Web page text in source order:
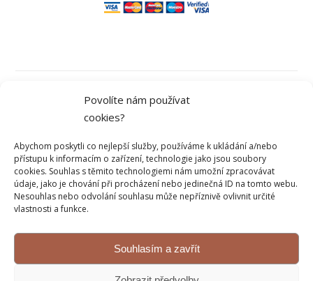
Povolíte nám používat
cookies?
Abychom poskytli co nejlepší služby, používáme k ukládání a/nebo
přístupu k informacím o zařízení, technologie jako jsou soubory
cookies. Souhlas s těmito technologiemi nám umožní zpracovávat
údaje, jako je chování při procházení nebo jedinečná ID na tomto webu.
Nesouhlas nebo odvolání souhlasu může nepříznivě ovlivnit určité
vlastnosti a funkce.
Souhlasím a zavřít
Obchodní podmínky
Ochrana osobních údajů
Kontakt
Reklamace a vrácení
© 2026 Sweetflow.cz